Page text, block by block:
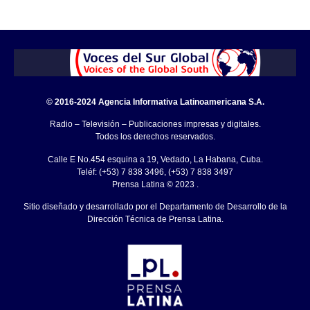
© 2016-2024 Agencia Informativa Latinoamericana S.A.
Radio – Televisión – Publicaciones impresas y digitales.
Todos los derechos reservados.
Calle E No.454 esquina a 19, Vedado, La Habana, Cuba.
Teléf: (+53) 7 838 3496, (+53) 7 838 3497
Prensa Latina © 2023 .
Sitio diseñado y desarrollado por el Departamento de Desarrollo de la
Dirección Técnica de Prensa Latina.